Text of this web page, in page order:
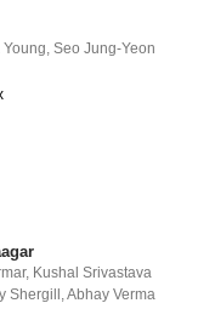
Young ,Seo Jung-Yeon
, Kushal Srivastava
Shergill ,Abhay Verma